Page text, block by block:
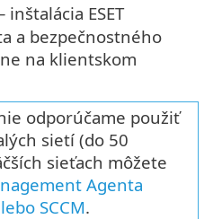
inštalácia ESET
a bezpečnostného
na klientskom
odporúčame použiť
sietí (do 50
sieťach môžete
Agenta
SCCM.